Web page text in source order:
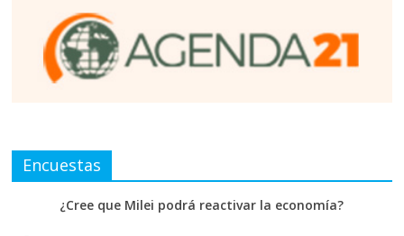
Encuestas
¿Cree que Milei podrá reactivar la economía?